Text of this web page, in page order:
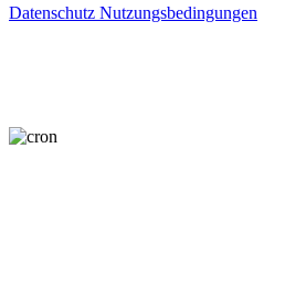
Datenschutz Nutzungsbedingungen